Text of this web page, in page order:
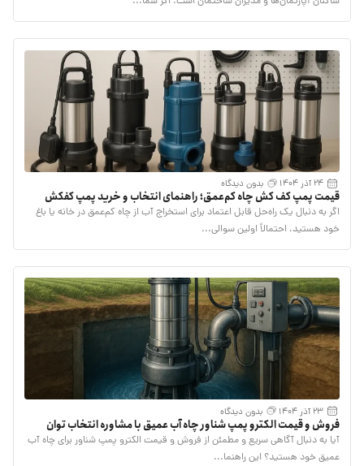
24 آذر 1404 بدون دیدگاه
قیمت پمپ کف کش چاه کم‌عمق؛ راهنمای انتخاب و خرید پمپ کفکش
اگر به دنبال یک راه‌حل قابل اعتماد برای استخراج آب از چاه کم‌عمق در خانه یا باغ
خود هستید، احتمالاً اولین سوالی...
23 آذر 1404 بدون دیدگاه
فروش و قیمت الکترو پمپ شناور چاه آب عمیق با مشاوره انتخاب توان
مناسب
آیا به دنبال آگاهی سریع و مطمئن از فروش و قیمت الکترو پمپ شناور برای چاه آب
عمیق خود هستید؟ این راهنما...